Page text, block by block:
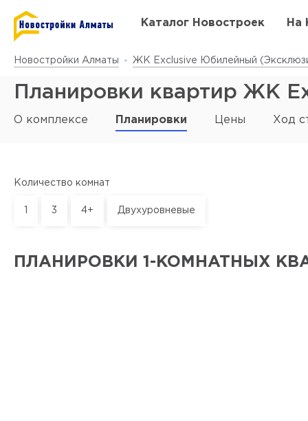
Каталог Новостроек На
Новостройки Алматы ЖК Exclusive Юбилейный
Планировки квартир ЖК
О комплексе Планировки Цены Ход
Количество комнат
3 4+ Двухуровневые
ПЛАНИРОВКИ 1-КОМНАТНЫХ